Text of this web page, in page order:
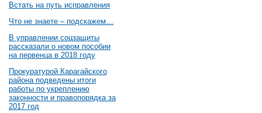
Встать на путь исправления
Что не знаете – подскажем…
В управлении соцзащиты
рассказали о новом пособии
на первенца в 2018 году
Прокуратурой Карагайского
района подведены итоги
работы по укреплению
законности и правопорядка за
2017 год